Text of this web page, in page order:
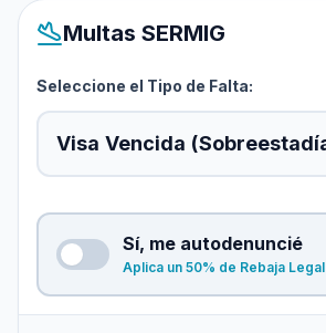
Multas SERMIG
Seleccione el Tipo de Falta:
Sí, me autodenuncié
Aplica un 50% de Rebaja Legal